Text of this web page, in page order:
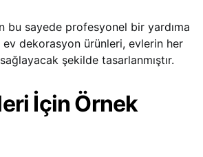
bu sayede profesyonel bir yardıma
dekorasyon ürünleri, evlerin her
şekilde tasarlanmıştır.
İçin Örnek